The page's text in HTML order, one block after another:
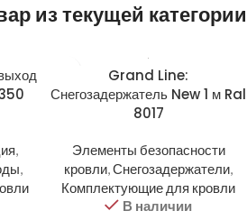
из текущей категории
,
,
Grand Line:
Снегозадержатель New 1 м Ral
8017
Элементы безопасности
кровли,Снегозадержатели,
Комплектующие для кровли
В наличии